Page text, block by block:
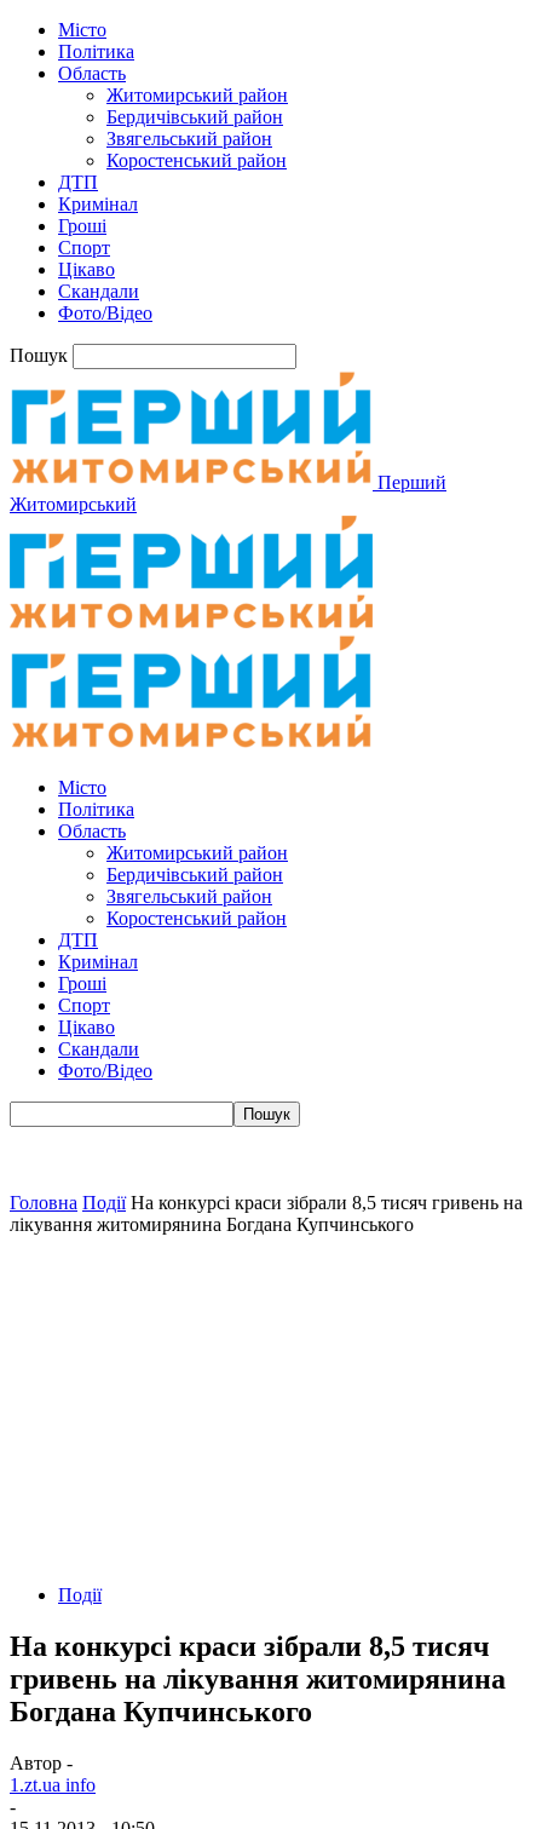
Місто
Політика
Область
Житомирський район
Бердичівський район
Звягельський район
Коростенський район
ДТП
Кримінал
Гроші
Спорт
Цікаво
Скандали
Фото/Відео
Пошук
Перший
Житомирський
Місто
Політика
Область
Житомирський район
Бердичівський район
Звягельський район
Коростенський район
ДТП
Кримінал
Гроші
Спорт
Цікаво
Скандали
Фото/Відео
Головна Події На конкурсі краси зібрали 8,5 тисяч гривень на
лікування житомирянина Богдана Купчинського
Події
На конкурсі краси зібрали 8,5 тисяч
гривень на лікування житомирянина
Богдана Купчинського
Автор -
1.zt.ua info
-